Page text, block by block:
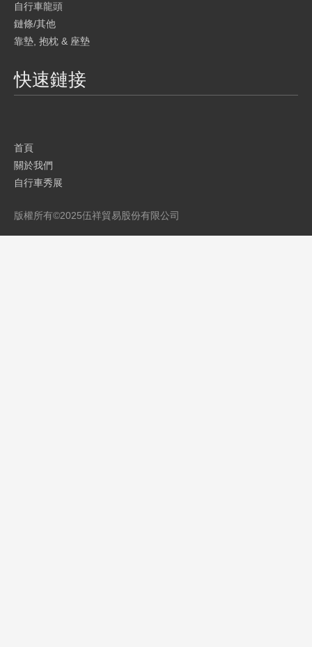
自行車龍頭
鏈條/其他
靠墊, 抱枕 & 座墊
快速鏈接
首頁
關於我們
自行車秀展
品牌介紹
目錄
版權所有©2025伍祥貿易股份有限公司